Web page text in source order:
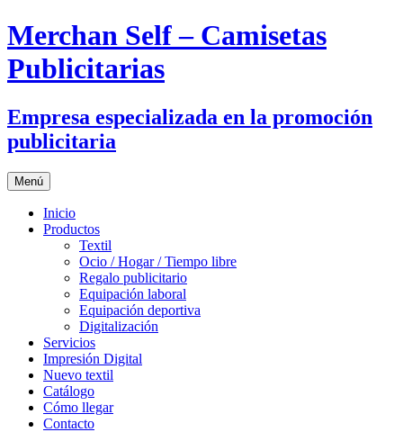
Merchan Self – Camisetas
Publicitarias
Empresa especializada en la promoción
publicitaria
Menú Saltar
al
contenido
Inicio
Productos
Textil
Ocio / Hogar / Tiempo libre
Regalo publicitario
Equipación laboral
Equipación deportiva
Digitalización
Servicios
Impresión Digital
Nuevo textil
Catálogo
Cómo llegar
Contacto